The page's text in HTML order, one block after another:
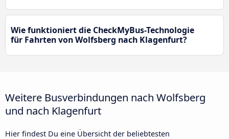
Wie funktioniert die CheckMyBus-Technologie
für Fahrten von Wolfsberg nach Klagenfurt?
Weitere Busverbindungen nach Wolfsberg
und nach Klagenfurt
Hier findest Du eine Übersicht der beliebtesten